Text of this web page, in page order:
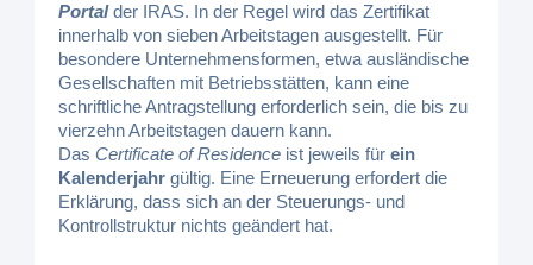
Portalder IRAS. In der Regel wird das Zertifikat
innerhalb von sieben Arbeitstagen ausgestellt. Für
besondere Unternehmensformen, etwa ausländische
Gesellschaften mit Betriebsstätten, kann eine
schriftliche Antragstellung erforderlich sein, die bis zu
vierzehn Arbeitstagen dauern kann.
DasCertificate of Residence ist jeweils fürein
Kalenderjahr gültig. Eine Erneuerung erfordert die
Erklärung, dass sich an der Steuerungs- und
Kontrollstruktur nichts geändert hat.